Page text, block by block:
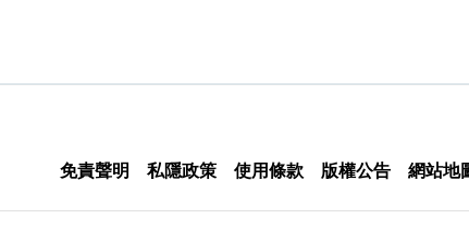
免責聲明 私隱政策 使用條款 版權公告 網站地